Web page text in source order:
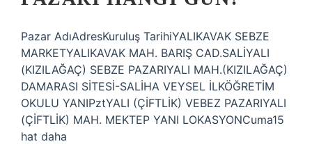
Pazar AdıAdresKuruluş TarihiYALIKAVAK SEBZE
MARKETYALIKAVAK MAH. BARIŞ CAD.SALİYALI
(KIZILAĞAÇ) SEBZE PAZARIYALI MAH.(KIZILAĞAÇ)
DAMARASI SİTESİ-SALİHA VEYSEL İLKÖĞRETİM
OKULU YANIPztYALI (ÇİFTLİK) VEBEZ PAZARIYALI
(ÇİFTLİK) MAH. MEKTEP YANI LOKASYONCuma15
hat daha